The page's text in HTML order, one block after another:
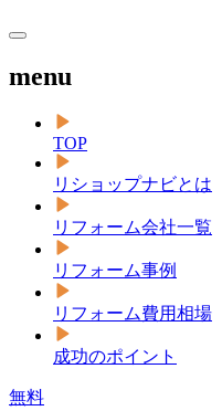
menu
TOP
リショップナビとは
リフォーム会社一覧
リフォーム事例
リフォーム費用相場
成功のポイント
無料